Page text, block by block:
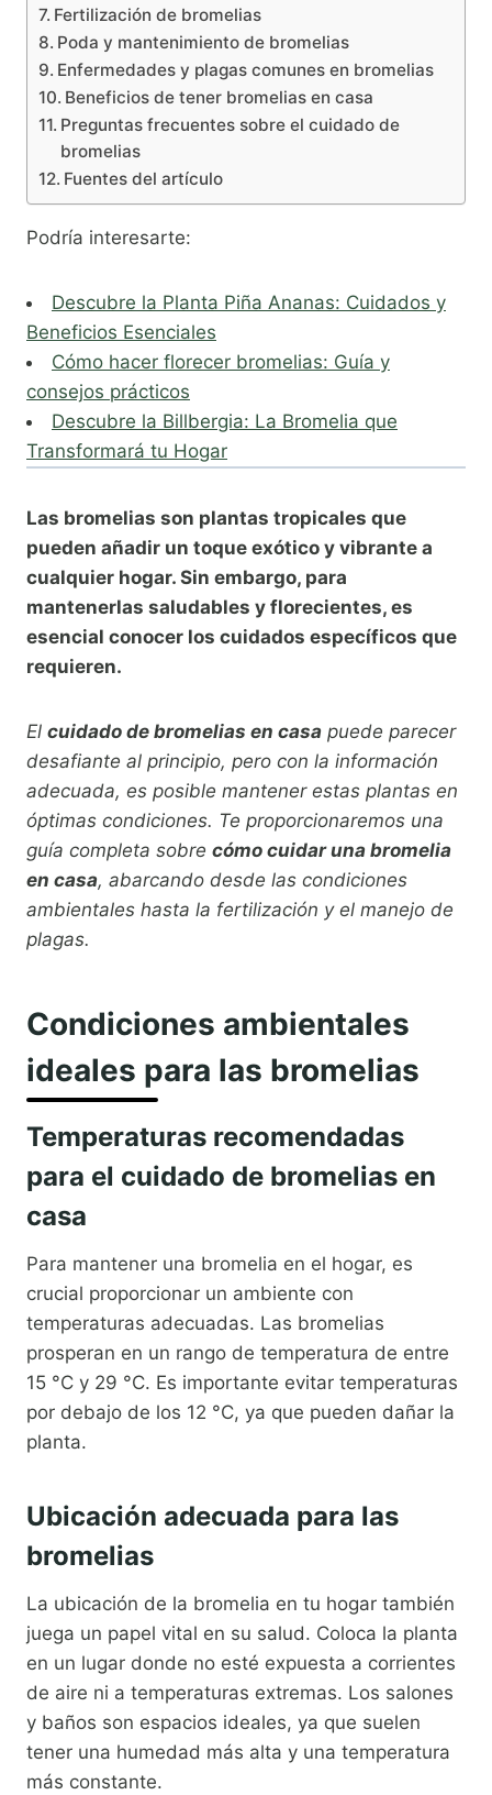
Fertilización de bromelias
Poda y mantenimiento de bromelias
Enfermedades y plagas comunes en bromelias
Beneficios de tener bromelias en casa
Preguntas frecuentes sobre el cuidado de
bromelias
Fuentes del artículo
Podría interesarte:
Descubre la Planta Piña Ananas: Cuidados y
Beneficios Esenciales
Cómo hacer florecer bromelias: Guía y
consejos prácticos
Descubre la Billbergia: La Bromelia que
Transformará tu Hogar
Las bromelias son plantas tropicales que
pueden añadir un toque exótico y vibrante a
cualquier hogar. Sin embargo, para
mantenerlas saludables y florecientes, es
esencial conocer los cuidados específicos que
requieren.
El cuidado de bromelias en casa puede parecer
desafiante al principio, pero con la información
adecuada, es posible mantener estas plantas en
óptimas condiciones. Te proporcionaremos una
guía completa sobre cómo cuidar una bromelia
en casa, abarcando desde las condiciones
ambientales hasta la fertilización y el manejo de
plagas.
Condiciones ambientales
ideales para las bromelias
Temperaturas recomendadas
para el cuidado de bromelias en
casa
Para mantener una bromelia en el hogar, es
crucial proporcionar un ambiente con
temperaturas adecuadas. Las bromelias
prosperan en un rango de temperatura de entre
15 °C y 29 °C. Es importante evitar temperaturas
por debajo de los 12 °C, ya que pueden dañar la
planta.
Ubicación adecuada para las
bromelias
La ubicación de la bromelia en tu hogar también
juega un papel vital en su salud. Coloca la planta
en un lugar donde no esté expuesta a corrientes
de aire ni a temperaturas extremas. Los salones
y baños son espacios ideales, ya que suelen
tener una humedad más alta y una temperatura
más constante.